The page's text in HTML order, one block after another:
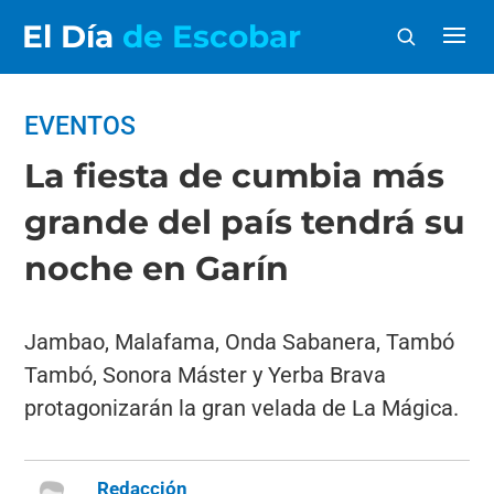
El Día de Escobar
EVENTOS
La fiesta de cumbia más
grande del país tendrá su
noche en Garín
Jambao, Malafama, Onda Sabanera, Tambó
Tambó, Sonora Máster y Yerba Brava
protagonizarán la gran velada de La Mágica.
Redacción